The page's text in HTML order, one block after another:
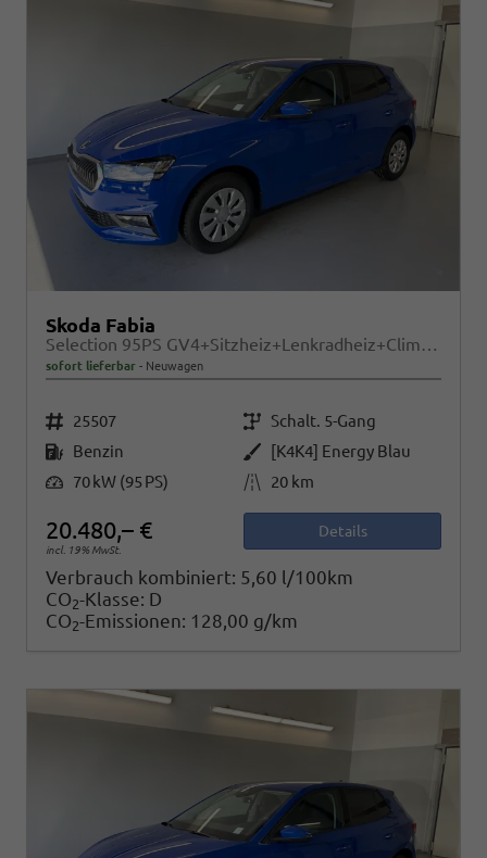
Skoda Fabia
Selection 95PS GV4+Sitzheiz+Lenkradheiz+Climatronic+Sunset+AppConnect+PDC
sofort lieferbar Neuwagen
Fahrzeugnr. 25507 Getriebe Schalt. 5-Gang
Kraftstoff Benzin Außenfarbe
[K4K4] Energy Blau
Leistung 70 kW (95 PS) Kilometerstand 20 km
20.480,– €
incl. 19% MwSt.
Details
Verbrauch kombiniert: 5,60 l/100km
CO2-Klasse: D
CO2-Emissionen: 128,00 g/km